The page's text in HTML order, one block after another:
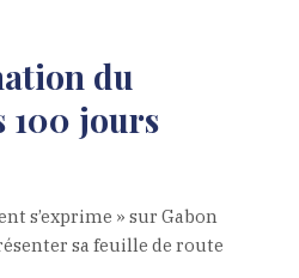
du
100 jours
s’exprime » sur Gabon
sa feuille de route